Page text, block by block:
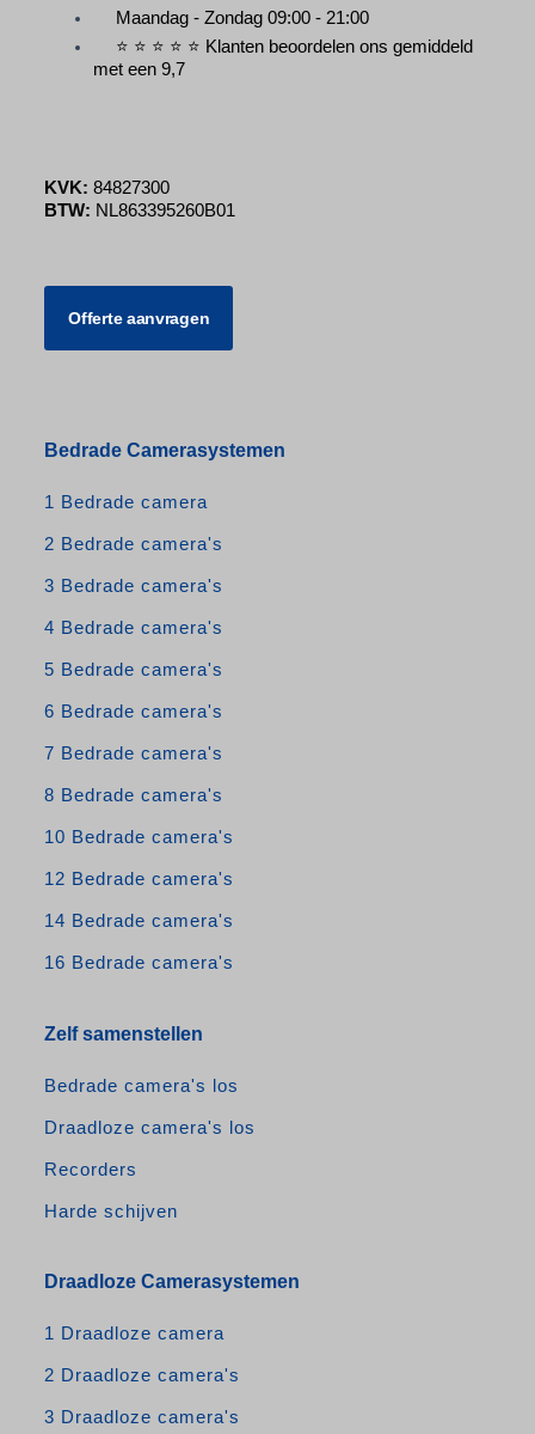
Maandag - Zondag 09:00 - 21:00
⭐ ⭐ ⭐ ⭐ ⭐ Klanten beoordelen ons gemiddeld
met een 9,7
KVK: 84827300
BTW: NL863395260B01
Offerte aanvragen
Bedrade Camerasystemen
1 Bedrade camera
2 Bedrade camera's
3 Bedrade camera's
4 Bedrade camera's
5 Bedrade camera's
6 Bedrade camera's
7 Bedrade camera's
8 Bedrade camera's
10 Bedrade camera's
12 Bedrade camera's
14 Bedrade camera's
16 Bedrade camera's
Zelf samenstellen
Bedrade camera's los
Draadloze camera's los
Recorders
Harde schijven
Draadloze Camerasystemen
1 Draadloze camera
2 Draadloze camera's
3 Draadloze camera's